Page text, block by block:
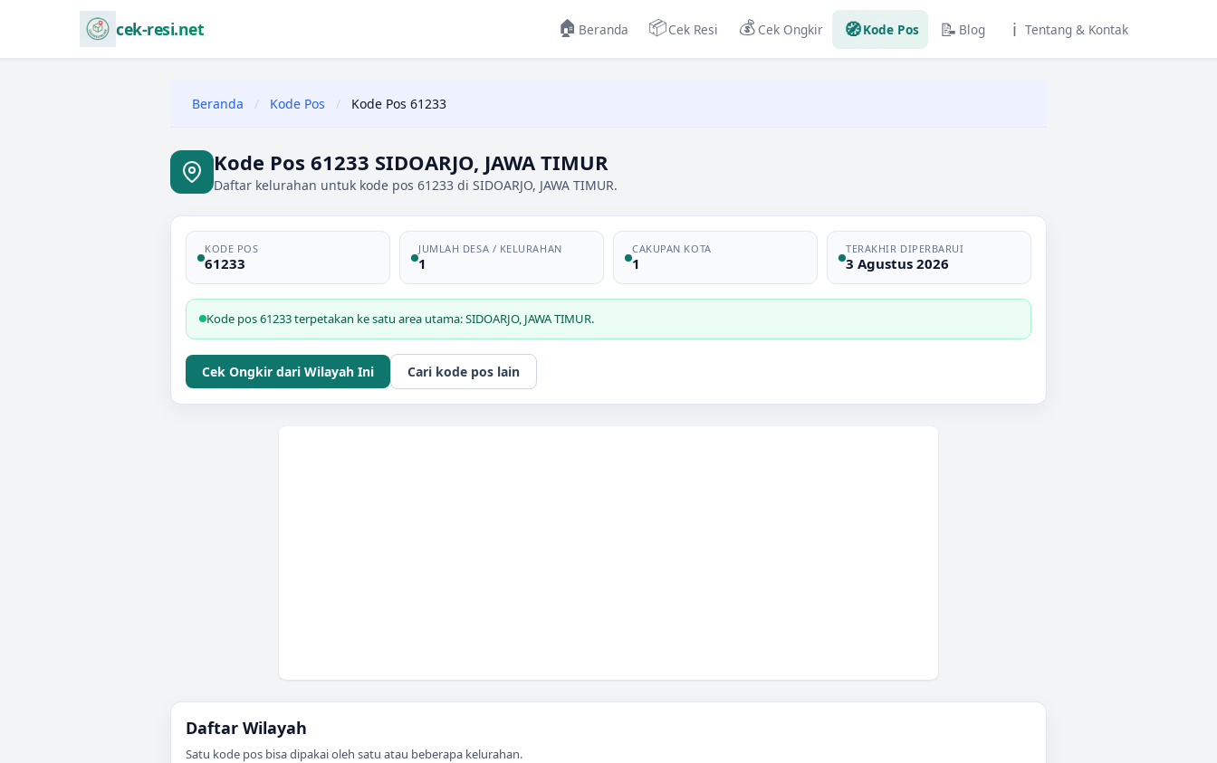
cek-resi.net 🏠 Beranda 📦Cek Resi 💰 Cek Ongkir 🧭Kode Pos 📝 Blog ℹ️ Tentang & Kontak
Beranda / Kode Pos / Kode Pos 61233
Kode Pos 61233 SIDOARJO, JAWA TIMUR
Daftar kelurahan untuk kode pos 61233 di SIDOARJO, JAWA TIMUR.
KODE POS
61233
JUMLAH DESA / KELURAHAN
1
CAKUPAN KOTA
1
TERAKHIR DIPERBARUI
3 Agustus 2026
Kode pos 61233 terpetakan ke satu area utama: SIDOARJO, JAWA TIMUR.
Cek Ongkir dari Wilayah Ini Cari kode pos lain
Daftar Wilayah
Satu kode pos bisa dipakai oleh satu atau beberapa kelurahan.